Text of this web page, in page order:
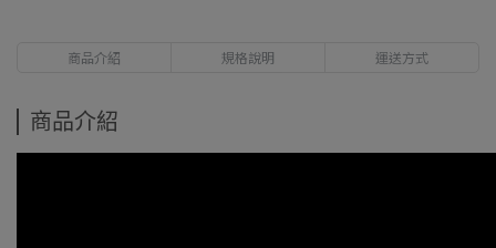
商品介紹 規格說明 運送方式
商品介紹